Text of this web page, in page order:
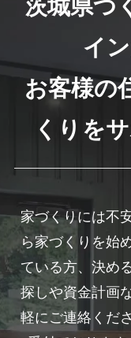
茨城県つ
イ
お客様の
くりを
家づくりには不
ら家づくりを始
ている方、決め
探しや資金計画
軽にご連絡くだ